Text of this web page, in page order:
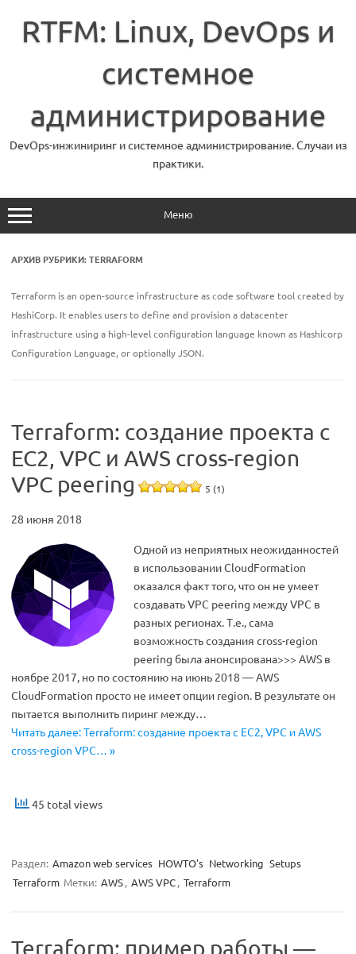
содержимому
RTFM: Linux, DevOps и
системное
администрирование
DevOps-инжиниринг и системное администрирование. Случаи из
практики.
Меню
АРХИВ РУБРИКИ:TERRAFORM
Terraform is an open-source infrastructure as code software tool created by
HashiCorp. It enables users to define and provision a datacenter
infrastructure using a high-level configuration language known as Hashicorp
Configuration Language, or optionally JSON.
Terraform: создание проекта с
EC2, VPC и AWS cross-region
VPC peering
5 (1)
28 июня 2018
Одной из неприятных неожиданностей
в использовании CloudFormation
оказался факт того, что он не умеет
создавать VPC peering между VPC в
разных регионах. Т.е., сама
возможность создания cross-region
peering была анонсирована>>> AWS в
ноябре 2017, но по состоянию на июнь 2018 — AWS
CloudFormation просто не имеет опции region. В результате он
пытается выполнить пиринг между…
Читать далее: Terraform: создание проекта с EC2, VPC и AWS
cross-region VPC… »
45 total views
Раздел: Amazon web services HOWTO's Networking Setups
Terraform Метки: AWS, AWS VPC, Terraform
Terraform: пример работы —